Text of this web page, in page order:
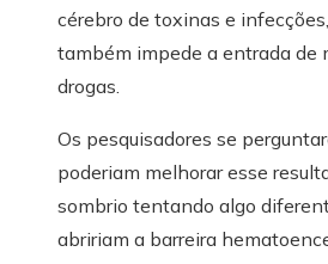
cérebro de toxinas e
também impede a entrada de
drogas.
Os pesquisadores se
poderiam melhorar esse
sombrio tentando algo
abririam a barreira